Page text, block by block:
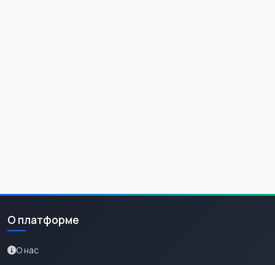
О платформе
О нас